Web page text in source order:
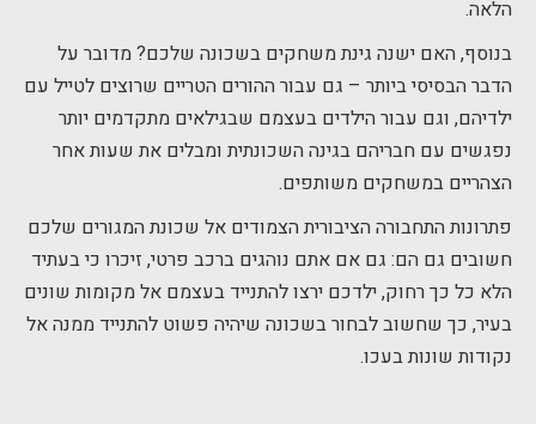
הלאה.
בנוסף, האם ישנה גינת משחקים בשכונה שלכם? מדובר על
הדבר הבסיסי ביותר – גם עבור ההורים הטריים שרוצים לטייל עם
ילדיהם, וגם עבור הילדים בעצמם שבגילאים מתקדמים יותר
נפגשים עם חבריהם בגינה השכונתית ומבלים את שעות אחר
הצהריים במשחקים משותפים.
פתרונות התחבורה הציבורית הצמודים אל שכונת המגורים שלכם
חשובים גם הם: גם אם אתם נוהגים ברכב פרטי, זיכרו כי בעתיד
הלא כל כך רחוק, ילדכם ירצו להתנייד בעצמם אל מקומות שונים
בעיר, כך שחשוב לבחור בשכונה שיהיה פשוט להתנייד ממנה אל
נקודות שונות בעכו.